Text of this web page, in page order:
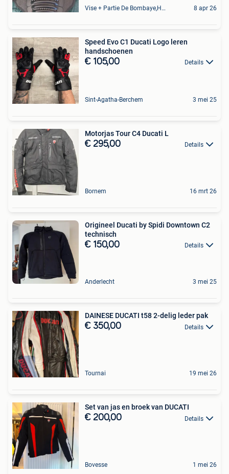
Vise + Partie De Bombaye,Hac- Court, Hermalle-Ss-Argenteau 8 apr 26
Speed Evo C1 Ducati Logo leren
handschoenen
€ 105,00 Details
Sint-Agatha-Berchem 3 mei 25
Motorjas Tour C4 Ducati L
€ 295,00 Details
Bornem 16 mrt 26
Origineel Ducati by Spidi Downtown C2
technisch
€ 150,00 Details
Anderlecht 3 mei 25
DAINESE DUCATI t58 2-delig leder pak
€ 350,00 Details
Tournai 19 mei 26
Set van jas en broek van DUCATI
€ 200,00 Details
Bovesse 1 mei 26